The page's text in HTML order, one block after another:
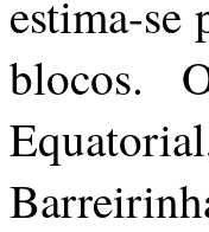
estima-se
blocos.